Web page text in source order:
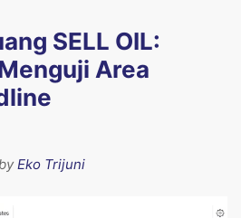
SELL OIL:
Area
Eko Trijuni